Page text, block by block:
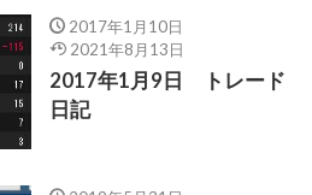
2017年1月10日
2021年8月13日
2017年1月9日 トレード
日記